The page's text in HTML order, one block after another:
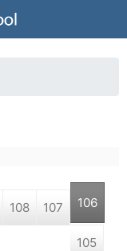
108 107 106
105